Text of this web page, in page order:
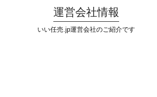
運営会社情報
いい任売.jp運営会社のご紹介です